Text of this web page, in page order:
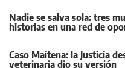
Nadie se salva sola: tres
historias en una red de
Caso Maitena: la Justicia
veterinaria dio su versión